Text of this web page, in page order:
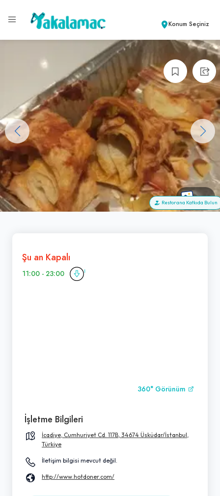
Konum Seçiniz
+21
Restorana Katkıda Bulun
Şu an Kapalı
11:00 - 23:00
360° Görünüm
İşletme Bilgileri
İcadiye, Cumhuriyet Cd. 117B, 34674 Üsküdar/İstanbul,
Türkiye
İletişim bilgisi mevcut değil.
http://www.hotdoner.com/